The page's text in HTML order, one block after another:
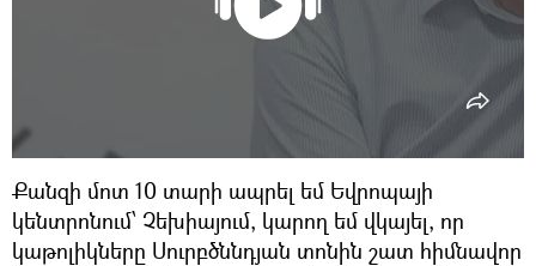
Քանզի մոտ 10 տարի ապրել եմ Եվրոպայի
կենտրոնում՝ Չեխիայում, կարող եմ վկայել, որ
կաթոլիկները Սուրբծննդյան տոնին շատ հիմնավոր